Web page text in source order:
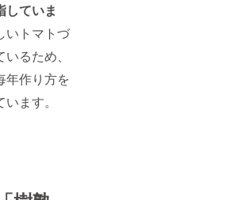
していま
いトマトづ
るため、
年作り方を
ます。